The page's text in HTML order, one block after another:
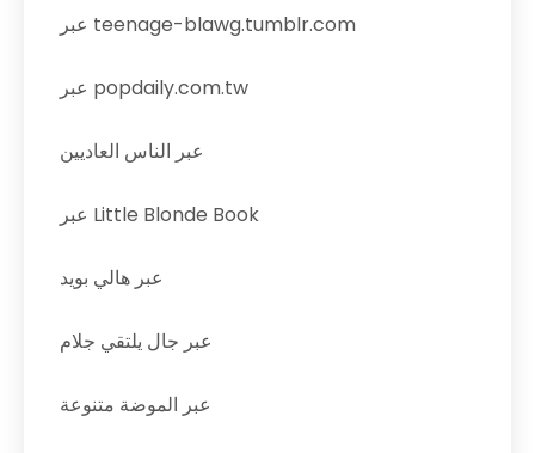
عبر teenage-blawg.tumblr.com
عبر popdaily.com.tw
عبر الناس العاديين
عبر Little Blonde Book
عبر هالي بويد
عبر جال يلتقي جلام
عبر الموضة متنوعة